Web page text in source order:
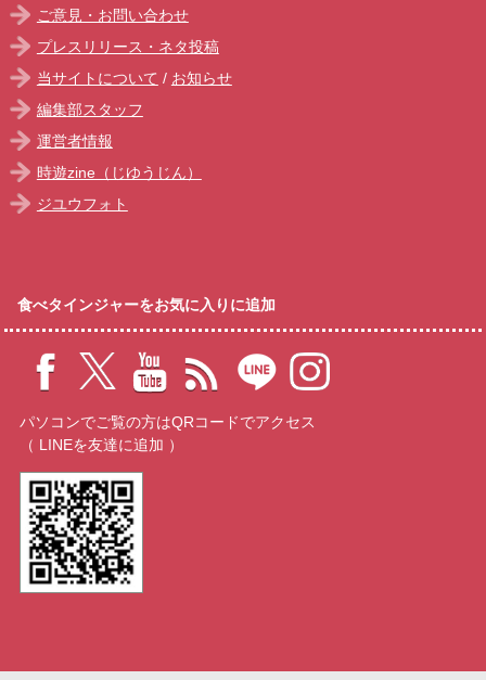
ご意見・お問い合わせ
プレスリリース・ネタ投稿
当サイトについて / お知らせ
編集部スタッフ
運営者情報
時遊zine（じゆうじん）
ジユウフォト
食べタインジャーをお気に入りに追加
パソコンでご覧の方はQRコードでアクセス
（ LINEを友達に追加 ）